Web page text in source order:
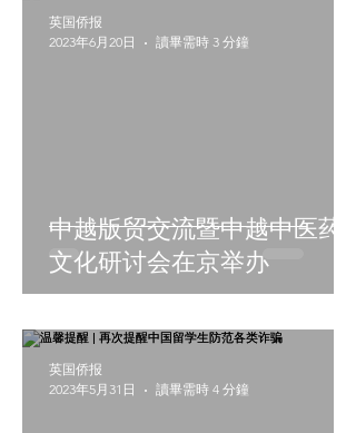
中越版贸交流暨中越中医药
文化研讨会在京举办
英国侨报
2023年6月20日
讀畢需時 3 分鐘
英国侨报
2023年5月31日
讀畢需時 4 分鐘